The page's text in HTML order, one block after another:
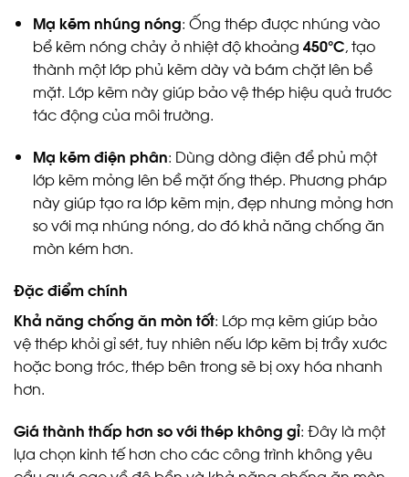
Mạ kẽm nhúng nóng: Ống thép được nhúng vào
bể kẽm nóng chảy ở nhiệt độ khoảng 450°C, tạo
thành một lớp phủ kẽm dày và bám chặt lên bề
mặt. Lớp kẽm này giúp bảo vệ thép hiệu quả trước
tác động của môi trường.
Mạ kẽm điện phân: Dùng dòng điện để phủ một
lớp kẽm mỏng lên bề mặt ống thép. Phương pháp
này giúp tạo ra lớp kẽm mịn, đẹp nhưng mỏng hơn
so với mạ nhúng nóng, do đó khả năng chống ăn
mòn kém hơn.
Đặc điểm chính
Khả năng chống ăn mòn tốt: Lớp mạ kẽm giúp bảo
vệ thép khỏi gỉ sét, tuy nhiên nếu lớp kẽm bị trầy xước
hoặc bong tróc, thép bên trong sẽ bị oxy hóa nhanh
hơn.
Giá thành thấp hơn so với thép không gỉ: Đây là một
lựa chọn kinh tế hơn cho các công trình không yêu